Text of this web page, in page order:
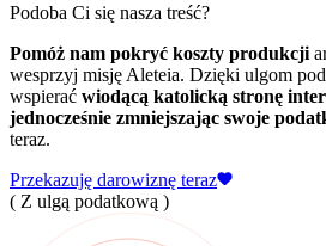
Podoba Ci się nasza treść?
Pomóż nam pokryć koszty produkcji
wesprzyj misję Aleteia. Dzięki ulgom
wspierać wiodącą katolicką stronę
jednocześnie zmniejszając swoje
teraz.
Przekazuję darowiznę teraz
( Z ulgą podatkową )